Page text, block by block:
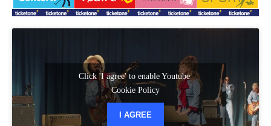
Click 'I agree' to enable Youtube
Cookie Policy
I AGREE